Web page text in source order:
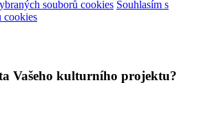
souborů cookies Souhlasím s
cookies
Vašeho kulturního projektu?